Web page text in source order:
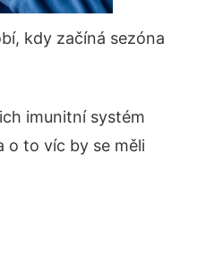
kdy začíná sezóna
imunitní systém
o to víc by se měli